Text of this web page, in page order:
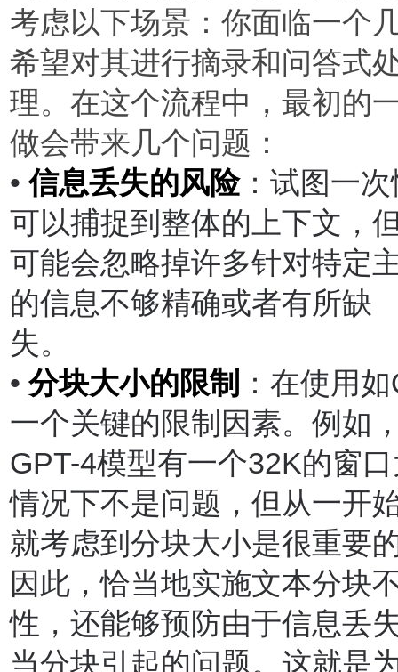
考虑以下场景：你面临一个
希望对其进行摘录和问答式
理。在这个流程中，最初的
做会带来几个问题：
•信息丢失的风险：试图一
可以捕捉到整体的上下文，
可能会忽略掉许多针对特定
的信息不够精确或者有所缺
失。
• 分块大小的限制 ：在使用如
一个关键的限制因素。例如
GPT-4模型有一个32K的窗
情况下不是问题，但从一开
就考虑到分块大小是很重要
因此，恰当地实施文本分块
性，还能够预防由于信息丢
当分块引起的问题。这就是